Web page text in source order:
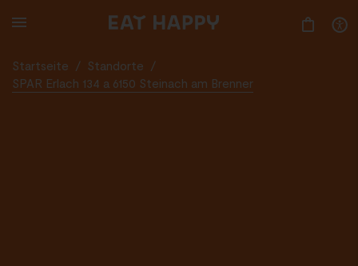
TO
Startseite / Standorte
/
SPAR Erlach 134 a 6150 Steinach am Brenner